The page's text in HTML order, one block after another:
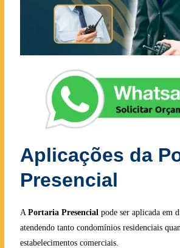
Aplicações da
Presencial
A Portaria Presencial pode ser aplicada em
atendendo tanto condomínios residenciais
estabelecimentos comerciais.